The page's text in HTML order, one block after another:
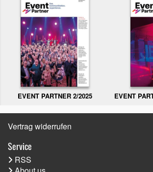
EVENT PARTNER 2/2025 EVENT
Vertrag widerrufen
Service
RSS